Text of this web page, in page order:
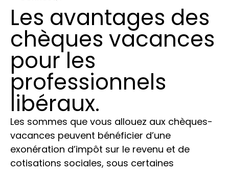
Les avantages des
chèques vacances
pour les
professionnels
libéraux.
Les sommes que vous allouez aux chèques-
vacances peuvent bénéficier d’une
exonération d’impôt sur le revenu et de
cotisations sociales, sous certaines